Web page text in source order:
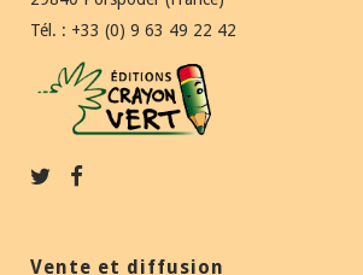
Tél. : +33 (0) 9 63 49 22 42
Vente et diffusion